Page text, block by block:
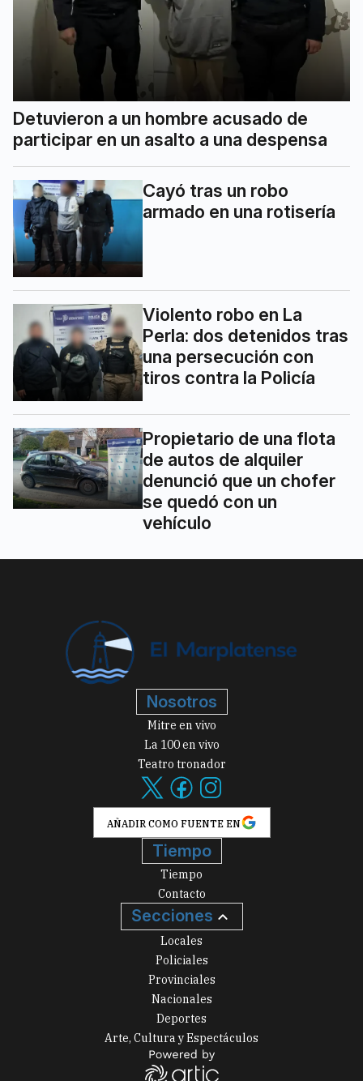
Detuvieron a un hombre acusado de
participar en un asalto a una despensa
Cayó tras un robo
armado en una rotisería
Violento robo en La
Perla: dos detenidos tras
una persecución con
tiros contra la Policía
Propietario de una flota
de autos de alquiler
denunció que un chofer
se quedó con un
vehículo
Nosotros
Mitre en vivo
La 100 en vivo
Teatro tronador
AÑADIR COMO FUENTE EN
Tiempo
Tiempo
Contacto
Secciones
Locales
Policiales
Provinciales
Nacionales
Deportes
Arte, Cultura y Espectáculos